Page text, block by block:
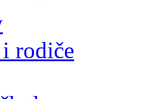
rodiče